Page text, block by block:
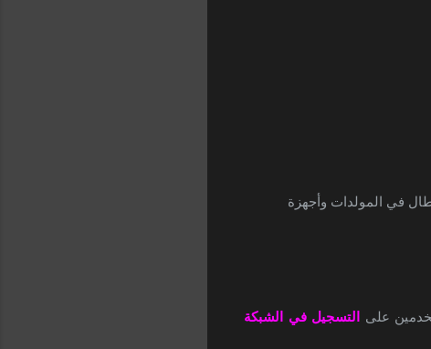
في المولدات وأجهزة
على التسجيل في الشبكة